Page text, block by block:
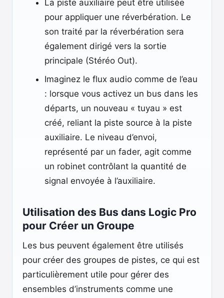
La piste auxiliaire peut être utilisée
pour appliquer une réverbération. Le
son traité par la réverbération sera
également dirigé vers la sortie
principale (Stéréo Out).
Imaginez le flux audio comme de l’eau
: lorsque vous activez un bus dans les
départs, un nouveau « tuyau » est
créé, reliant la piste source à la piste
auxiliaire. Le niveau d’envoi,
représenté par un fader, agit comme
un robinet contrôlant la quantité de
signal envoyée à l’auxiliaire.
Utilisation des Bus dans Logic Pro
pour Créer un Groupe
Les bus peuvent également être utilisés
pour créer des groupes de pistes, ce qui est
particulièrement utile pour gérer des
ensembles d’instruments comme une